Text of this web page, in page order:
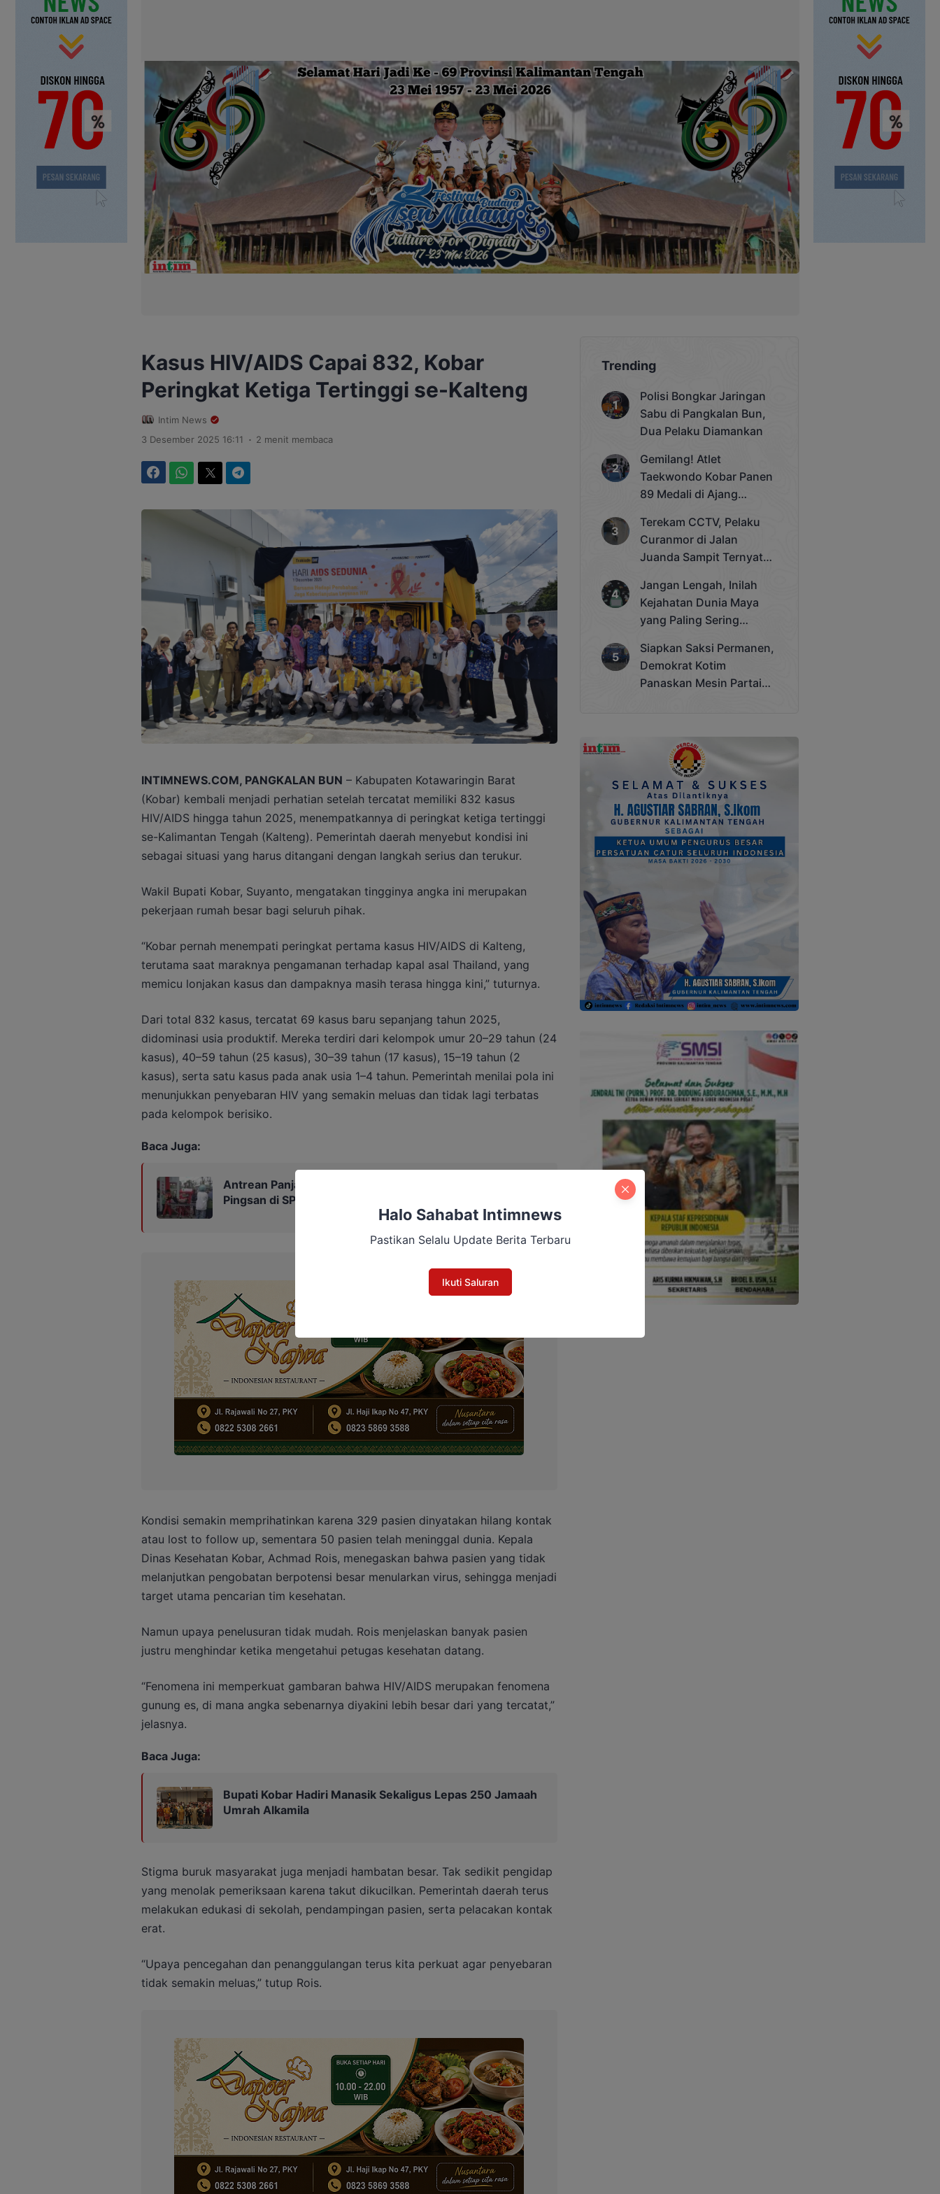
Kasus HIV/AIDS Capai 832, Kobar
Peringkat Ketiga Tertinggi se-Kalteng
Intim News
3 Desember 2025 16:11
. 2 menit membaca
INTIMNEWS.COM, PANGKALAN BUN – Kabupaten Kotawaringin Barat
(Kobar) kembali menjadi perhatian setelah tercatat memiliki 832 kasus
HIV/AIDS hingga tahun 2025, menempatkannya di peringkat ketiga tertinggi
se-Kalimantan Tengah (Kalteng). Pemerintah daerah menyebut kondisi ini
sebagai situasi yang harus ditangani dengan langkah serius dan terukur.
Wakil Bupati Kobar, Suyanto, mengatakan tingginya angka ini merupakan
pekerjaan rumah besar bagi seluruh pihak.
“Kobar pernah menempati peringkat pertama kasus HIV/AIDS di Kalteng,
terutama saat maraknya pengamanan terhadap kapal asal Thailand, yang
memicu lonjakan kasus dan dampaknya masih terasa hingga kini,” tuturnya.
Dari total 832 kasus, tercatat 69 kasus baru sepanjang tahun 2025,
didominasi usia produktif. Mereka terdiri dari kelompok umur 20–29 tahun (24
kasus), 40–59 tahun (25 kasus), 30–39 tahun (17 kasus), 15–19 tahun (2
kasus), serta satu kasus pada anak usia 1–4 tahun. Pemerintah menilai pola ini
menunjukkan penyebaran HIV yang semakin meluas dan tidak lagi terbatas
pada kelompok berisiko.
Baca Juga:
Antrean Panjang BBM di Kobar, Seorang Perempuan
Pingsan di SPBU
Kondisi semakin memprihatinkan karena 329 pasien dinyatakan hilang kontak
atau lost to follow up, sementara 50 pasien telah meninggal dunia. Kepala
Dinas Kesehatan Kobar, Achmad Rois, menegaskan bahwa pasien yang tidak
melanjutkan pengobatan berpotensi besar menularkan virus, sehingga menjadi
target utama pencarian tim kesehatan.
Namun upaya penelusuran tidak mudah. Rois menjelaskan banyak pasien
justru menghindar ketika mengetahui petugas kesehatan datang.
“Fenomena ini memperkuat gambaran bahwa HIV/AIDS merupakan fenomena
gunung es, di mana angka sebenarnya diyakini lebih besar dari yang tercatat,”
jelasnya.
Baca Juga:
Bupati Kobar Hadiri Manasik Sekaligus Lepas 250 Jamaah
Umrah Alkamila
Stigma buruk masyarakat juga menjadi hambatan besar. Tak sedikit pengidap
yang menolak pemeriksaan karena takut dikucilkan. Pemerintah daerah terus
melakukan edukasi di sekolah, pendampingan pasien, serta pelacakan kontak
erat.
“Upaya pencegahan dan penanggulangan terus kita perkuat agar penyebaran
tidak semakin meluas,” tutup Rois.
Trending
Polisi Bongkar Jaringan
Sabu di Pangkalan Bun,
Dua Pelaku Diamankan
Gemilang! Atlet
Taekwondo Kobar Panen
89 Medali di Ajang
Cup 2025
Terekam CCTV, Pelaku
Curanmor di Jalan
Juanda Sampit Ternyata
Jangan Lengah, Inilah
Kejahatan Dunia Maya
yang Paling Sering
Siapkan Saksi Permanen,
Demokrat Kotim
Panaskan Mesin Partai
Halo Sahabat Intimnews
Pastikan Selalu Update Berita Terbaru
Ikuti Saluran